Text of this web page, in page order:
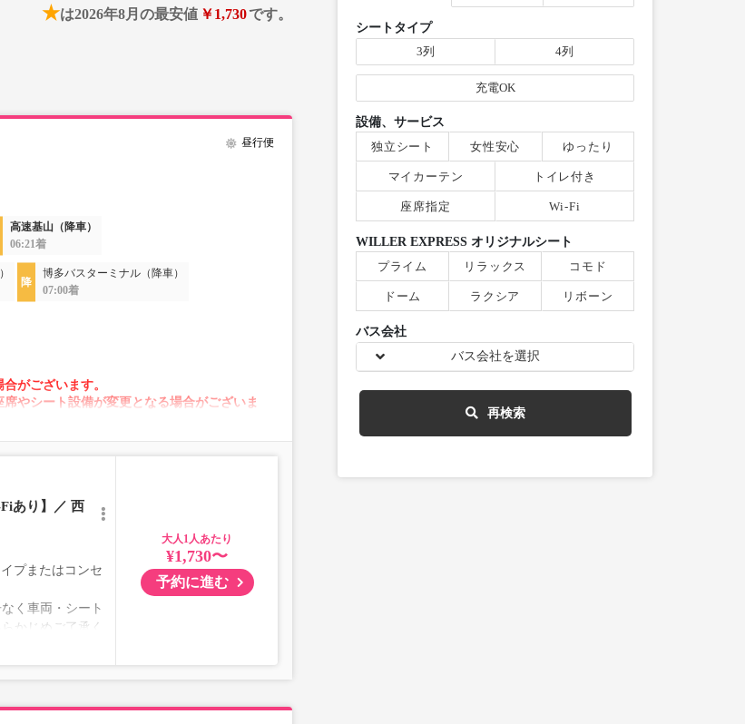
★は2026年8月の最安値 ￥1,730です。
昼行便
高速基山（降車）
06:21着
博多バスターミナル（降車）
07:00着
がございます。
やシート設備が変更となる場合がございま
あり】／ 西
プまたはコンセ
く車両・シート
かじめご了承く
大人
¥1,730〜
予約に進む
シートタイプ
3列
4列
充電OK
設備、サービス
独立シート
女性安心 ゆったり
マイカーテン トイレ付き
座席指定 Wi-Fi
WILLER EXPRESS オリジナルシート
プライム
リラックス コモド
ドーム ラクシア リボーン
バス会社
バス会社を選択
再検索